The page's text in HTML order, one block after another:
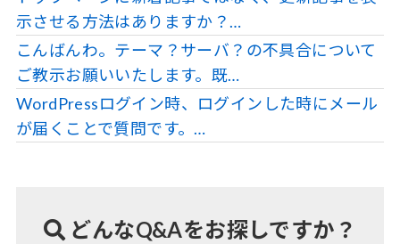
示させる方法はありますか？…
こんばんわ。テーマ？サーバ？の不具合について
ご教示お願いいたします。既…
WordPressログイン時、ログインした時にメール
が届くことで質問です。…
どんなQ&Aをお探しですか？